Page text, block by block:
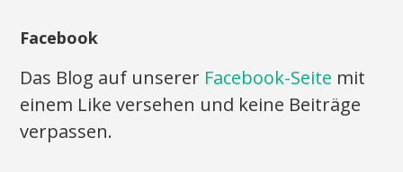
Facebook
Das Blog auf unserer Facebook-Seite mit
einem Like versehen und keine Beiträge
verpassen.